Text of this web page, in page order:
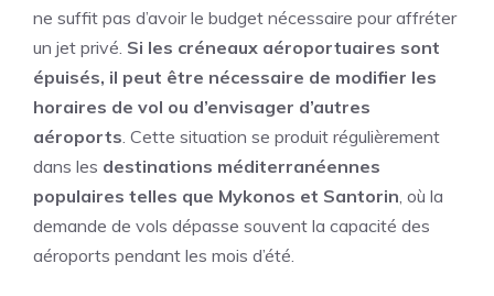
ne suffit pas d’avoir le budget nécessaire pour affréter
un jet privé. Si les créneaux aéroportuaires sont
épuisés, il peut être nécessaire de modifier les
horaires de vol ou d’envisager d’autres
aéroports . Cette situation se produit régulièrement
dans les destinations méditerranéennes
populaires telles que Mykonos et Santorin , où la
demande de vols dépasse souvent la capacité des
aéroports pendant les mois d’été.